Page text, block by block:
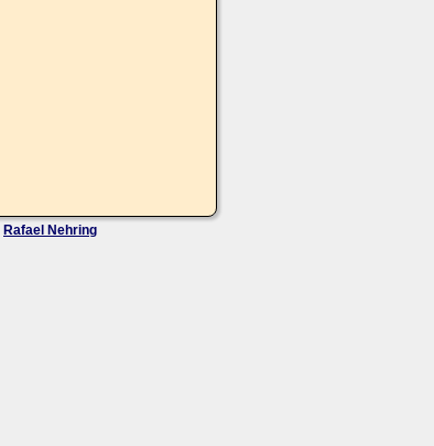
Rafael Nehring